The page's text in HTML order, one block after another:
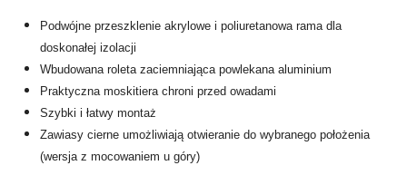
Podwójne przeszklenie akrylowe i poliuretanowa rama dla
doskonałej izolacji
Wbudowana roleta zaciemniająca powlekana aluminium
Praktyczna moskitiera chroni przed owadami
Szybki i łatwy montaż
Zawiasy cierne umożliwiają otwieranie do wybranego położenia
(wersja z mocowaniem u góry)